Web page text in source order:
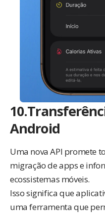
Android
Uma nova API promete
migração de apps e
ecossistemas móveis.
Isso significa que
uma ferramenta que